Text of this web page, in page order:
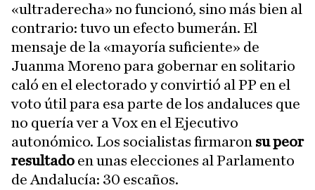
«ultraderecha» no funcionó, sino más bien al
contrario: tuvo un efecto bumerán. El
mensaje de la «mayoría suficiente» de
Juanma Moreno para gobernar en solitario
caló en el electorado y convirtió al PP en el
voto útil para esa parte de los andaluces que
no quería ver a Vox en el Ejecutivo
autonómico. Los socialistas firmaron su peor
resultado en unas elecciones al Parlamento
de Andalucía: 30 escaños.